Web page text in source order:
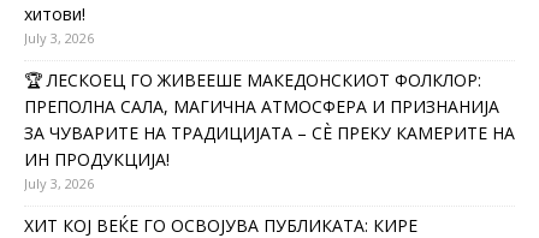
хитови!
July 3, 2026
🏆 ЛЕСКОЕЦ ГО ЖИВЕЕШЕ МАКЕДОНСКИОТ ФОЛКЛОР:
ПРЕПОЛНА САЛА, МАГИЧНА АТМОСФЕРА И ПРИЗНАНИЈА
ЗА ЧУВАРИТЕ НА ТРАДИЦИЈАТА – СÈ ПРЕКУ КАМЕРИТЕ НА
ИН ПРОДУКЦИЈА!
July 3, 2026
ХИТ КОЈ ВЕЌЕ ГО ОСВОЈУВА ПУБЛИКАТА: КИРЕ